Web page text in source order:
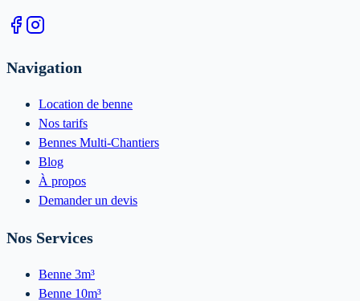
Navigation
Location de benne
Nos tarifs
Bennes Multi-Chantiers
Blog
À propos
Demander un devis
Nos Services
Benne 3m³
Benne 10m³